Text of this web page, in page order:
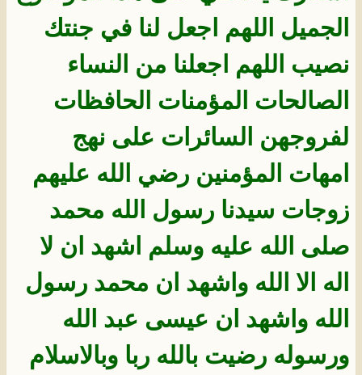
الجميل اللهم اجعل لنا في جنتك
نصيب اللهم اجعلنا من النساء
الصالحات المؤمنات الحافظات
لفروجهن السائرات على نهج
امهات المؤمنين رضي الله عليهم
زوجات سيدنا رسول الله محمد
صلى الله عليه وسلم اشهد ان لا
اله الا الله واشهد ان محمد رسول
الله واشهد ان عيسى عبد الله
ورسوله رضيت بالله ربا وبالاسلام